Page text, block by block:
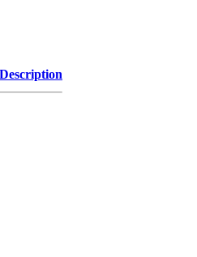
Description